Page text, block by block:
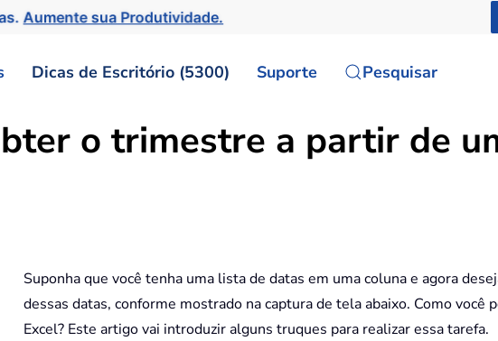
Aumente sua Produtividade.
Dicas de Escritório (5300) Suporte Pesquisar
o trimestre a partir de
Suponha que você tenha uma lista de datas em uma coluna e agora
dessas datas, conforme mostrado na captura de tela abaixo. Como você
Excel? Este artigo vai introduzir alguns truques para realizar essa tarefa.